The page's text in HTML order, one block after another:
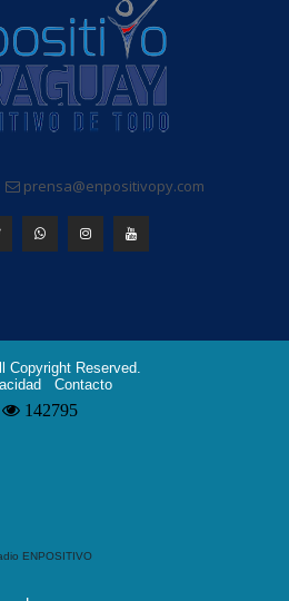
prensa@enpositivopy.com
Copyright Reserved.
Contacto
ENPOSITIVO